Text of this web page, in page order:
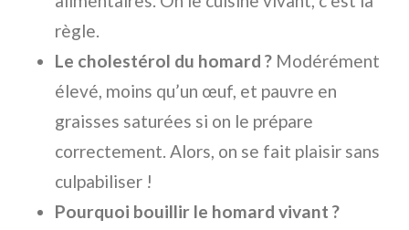
règle.
Le cholestérol du homard ? Modérément
élevé, moins qu’un œuf, et pauvre en
graisses saturées si on le prépare
correctement. Alors, on se fait plaisir sans
culpabiliser !
Pourquoi bouillir le homard vivant ?